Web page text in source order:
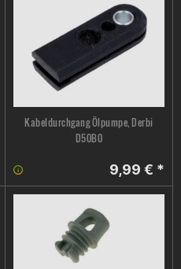
Kabeldurchgang Ölpumpe, Derbi
D50B0
9,99 € *